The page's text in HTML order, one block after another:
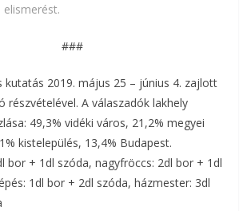
###
kutatás 2019. május 25 – június 4. zajlott
részvételével. A válaszadók lakhely
49,3% vidéki város, 21,2% megyei
kistelepülés, 13,4% Budapest.
bor + 1dl szóda, nagyfröccs: 2dl bor + 1dl
1dl bor + 2dl szóda, házmester: 3dl